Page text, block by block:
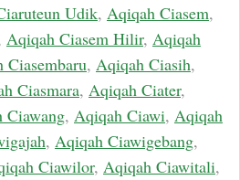
Udik, Aqiqah Ciasem,
Aqiqah Ciasem Hilir, Aqiqah
Ciasembaru, Aqiqah Ciasih,
Ciasmara, Aqiqah Ciater,
Ciawang, Aqiqah Ciawi, Aqiqah
, Aqiqah Ciawigebang,
Ciawilor, Aqiqah Ciawitali,